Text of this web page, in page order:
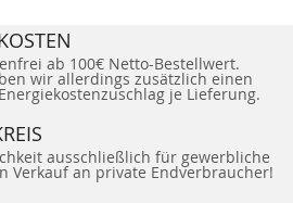
ab 100€ Netto-Bestellwert.
wir allerdings zusätzlich einen
je Lieferung.
ausschließlich für gewerbliche
Verkauf an private Endverbraucher!